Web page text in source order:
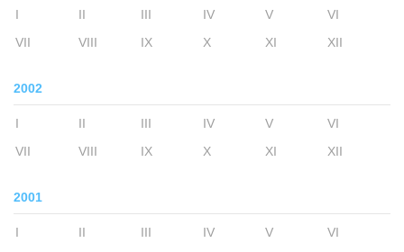
I II III IV V
VI
VII
VIII IX X XI XII
2002
I II III IV V
VI
VII
VIII IX X XI XII
2001
I II III IV V
VI